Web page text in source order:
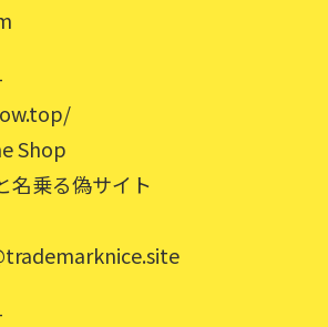
Shop
名乗る偽サイト